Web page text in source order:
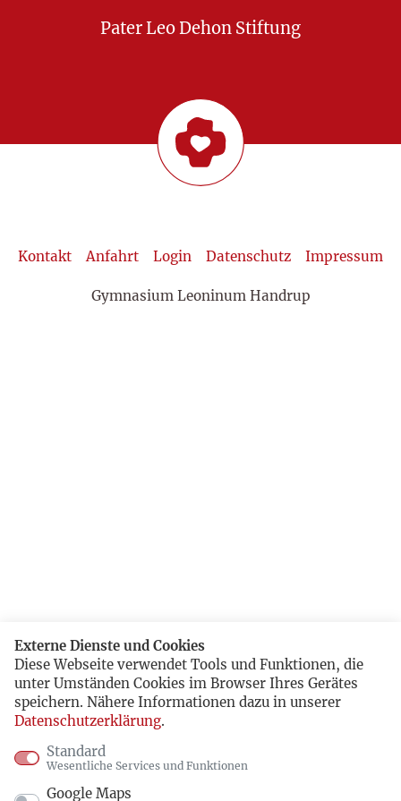
Pater Leo Dehon Stiftung
Kontakt Anfahrt Login Datenschutz Impressum
Gymnasium Leoninum Handrup
Externe Dienste und Cookies
Diese Webseite verwendet Tools und Funktionen, die
unter Umständen Cookies im Browser Ihres Gerätes
speichern. Nähere Informationen dazu in unserer
Datenschutzerklärung.
Standard
Wesentliche Services und Funktionen
Google Maps